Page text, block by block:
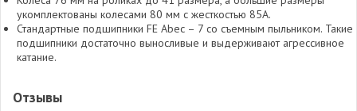
укомплектованы колесами 80 мм с жесткостью 85А.
Стандартные подшипники FE Abec – 7 со съемным пыльником. Такие
подшипники достаточно выносливые и выдерживают агрессивное
катание.
Отзывы